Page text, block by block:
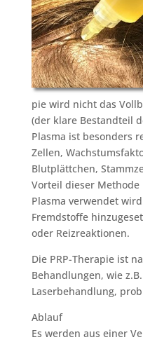
pie wird nicht das
(der klare Bestandteil
Plasma ist besonders
Zellen,
Blutplättchen,
Vorteil dieser
Plasma verwendet
Fremdstoffe
oder Reizreaktionen.
Die PRP-Therapie ist
Behandlungen, wie
Laserbehandlung,
Ablauf
Es werden aus einer